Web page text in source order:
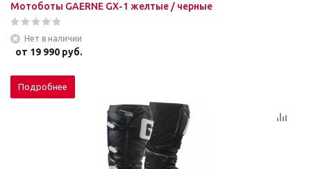
Мотоботы GAERNE GХ-1 желтые / черные
Нет в наличии
от 19 990 руб.
Подробнее